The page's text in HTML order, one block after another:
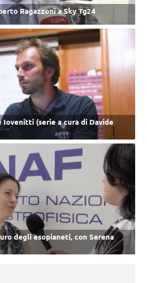
Ragazzoni a Sky Tg24
Iovenitti (serie a cura di Davide
degli esopianeti, con Serena